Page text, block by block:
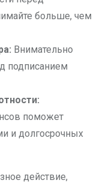
больше, чем
Внимательно
подписанием
поможет
и долгосрочных
действие,